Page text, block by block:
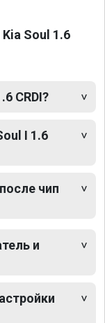
Soul 1.6
CRDI?
I 1.6
чип
и